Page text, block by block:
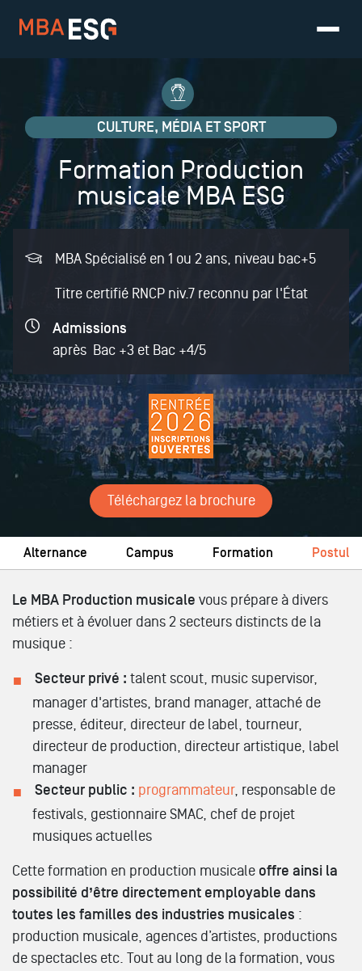
CULTURE, MÉDIA ET SPORT
Formation Production
musicale MBA ESG
MBA Spécialisé en 1 ou 2 ans, niveau bac+5
Titre certifié RNCP niv.7 reconnu par l'État
Admissions
après Bac +3 et Bac +4/5
Téléchargez la brochure
Alternance Campus Formation Postuler
Le MBA Production musicale vous prépare à divers
métiers et à évoluer dans 2 secteurs distincts de la
musique :
Secteur privé : talent scout, music supervisor,
manager d'artistes, brand manager, attaché de
presse, éditeur, directeur de label, tourneur,
directeur de production, directeur artistique, label
manager
Secteur public : programmateur, responsable de
festivals, gestionnaire SMAC, chef de projet
musiques actuelles
Cette formation en production musicale offre ainsi la
possibilité d’être directement employable dans
toutes les familles des industries musicales :
production musicale, agences d’artistes, productions
de spectacles etc. Tout au long de la formation, vous